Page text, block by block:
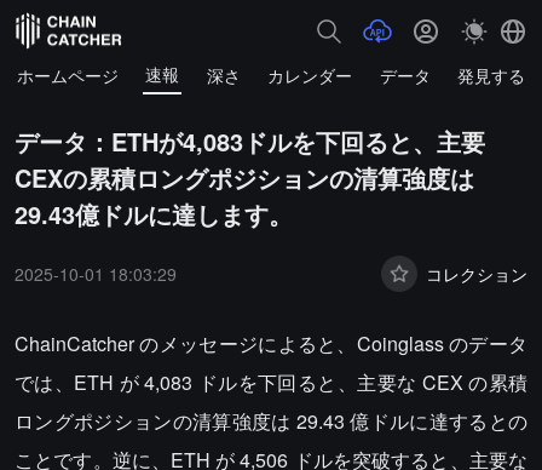
ホームページ 速報 深さ カレンダー データ 発見する
データ：ETHが4,083ドルを下回ると、主要
CEXの累積ロングポジションの清算強度は
29.43億ドルに達します。
2025-10-01 18:03:29 コレクション
ChainCatcher のメッセージによると、Coinglass のデータ
では、ETH が 4,083 ドルを下回ると、主要な CEX の累積
ロングポジションの清算強度は 29.43 億ドルに達するとの
ことです。逆に、ETH が 4,506 ドルを突破すると、主要な